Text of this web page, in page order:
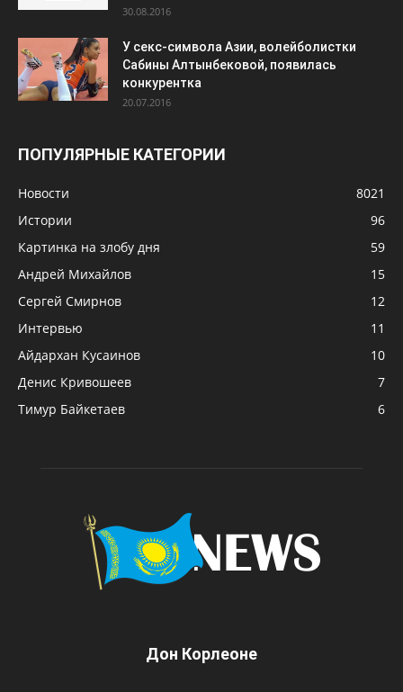
30.08.2016
У секс-символа Азии, волейболистки
Сабины Алтынбековой, появилась
конкурентка
20.07.2016
ПОПУЛЯРНЫЕ КАТЕГОРИИ
Новости
8021
Истории
96
Картинка на злобу дня
59
Андрей Михайлов
15
Сергей Смирнов
12
Интервью
11
Айдархан Кусаинов
10
Денис Кривошеев
7
Тимур Байкетаев
6
Дон Корлеоне